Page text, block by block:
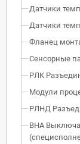
Датчики
Датчики
Фланец
Сенсорные
РЛК
Модули
РЛНД
ВНА